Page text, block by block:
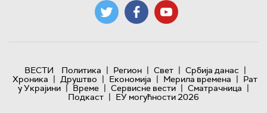
ВЕСТИ Политика | Регион | Свет | Србија данас |
Хроника | Друштво | Економија | Мерила времена | Рат
у Украјини | Време | Сервисне вести | Сматрачница |
Подкаст | ЕУ могућности 2026